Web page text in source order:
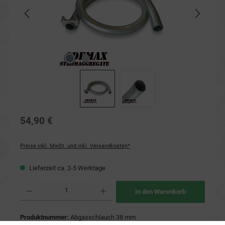
54,90 €
Preise inkl. MwSt. und inkl. Versandkosten*
Lieferzeit ca. 2-5 Werktage
In den Warenkorb
Produktnummer: Abgasschlauch 38 mm